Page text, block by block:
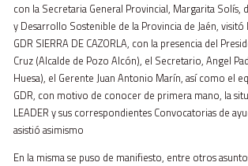
con la Secretaria General Provincial, Margarita Solís,
y Desarrollo Sostenible de la Provincia de Jaén, visitó
GDR SIERRA DE CAZORLA, con la presencia del
Cruz (Alcalde de Pozo Alcón), el Secretario, Angel
Huesa), el Gerente Juan Antonio Marín, así como el
GDR, con motivo de conocer de primera mano, la
LEADER y sus correspondientes Convocatorias de
asistió asimismo
En la misma se puso de manifiesto, entre otros